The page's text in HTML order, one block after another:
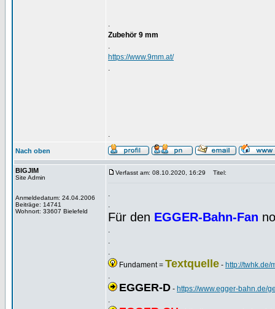
.
Zubehör 9 mm
.
https://www.9mm.at/
.
.
Nach oben
BIGJIM
Site Admin
Anmeldedatum: 24.04.2006
Beiträge: 14741
Wohnort: 33607 Bielefeld
Verfasst am: 08.10.2020, 16:29 Titel:
.
.
Für den EGGER-Bahn-Fan
.
.
.
Fundament = Textquelle - http://
.
EGGER-D - https://www.egger-bahn.de/
.